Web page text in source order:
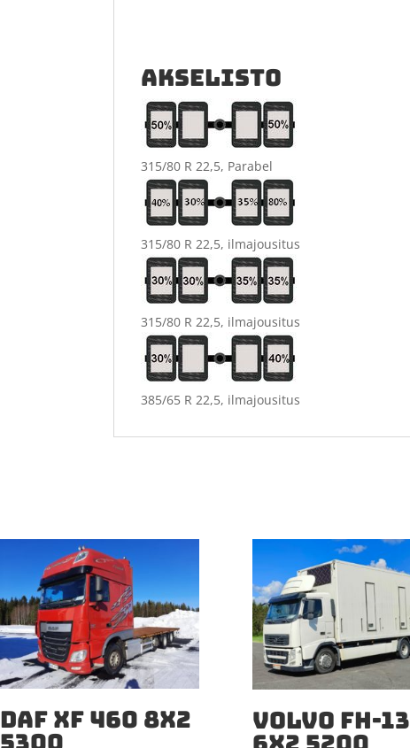
AKSELISTO
315/80 R 22,5, Parabel
315/80 R 22,5, ilmajousitus
315/80 R 22,5, ilmajousitus
385/65 R 22,5, ilmajousitus
DAF XF 460 8X2 VOLVO FH-13